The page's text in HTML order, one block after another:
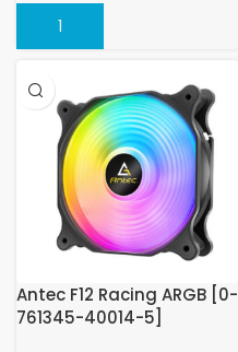
Antec F12 Racing ARGB [0-
761345-40014-5]